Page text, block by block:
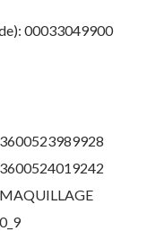
00033049900
3600523989928
3600524019242
MAQUILLAGE
0_9